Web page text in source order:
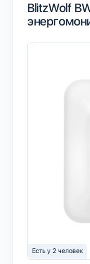
BlitzWolf
Есть у 2 человек